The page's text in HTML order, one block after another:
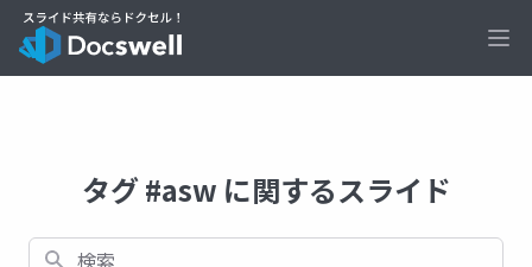
タグ #asw に関するスライド
検索